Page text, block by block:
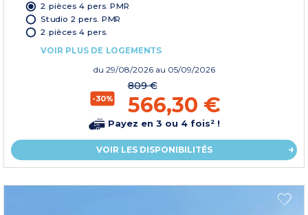
2 pièces 4 pers. PMR
Studio 2 pers. PMR
2 pièces 4 pers.
VOIR PLUS DE LOGEMENTS
du 29/08/2026 au 05/09/2026
-30%
809 €
566,30 €
Payez en 3 ou 4 fois² !
VOIR LES DISPONIBILITÉS